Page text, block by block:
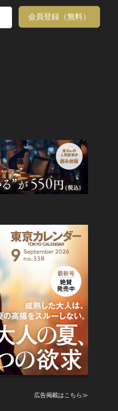
会員登録（無料）
広告掲載はこちら≫